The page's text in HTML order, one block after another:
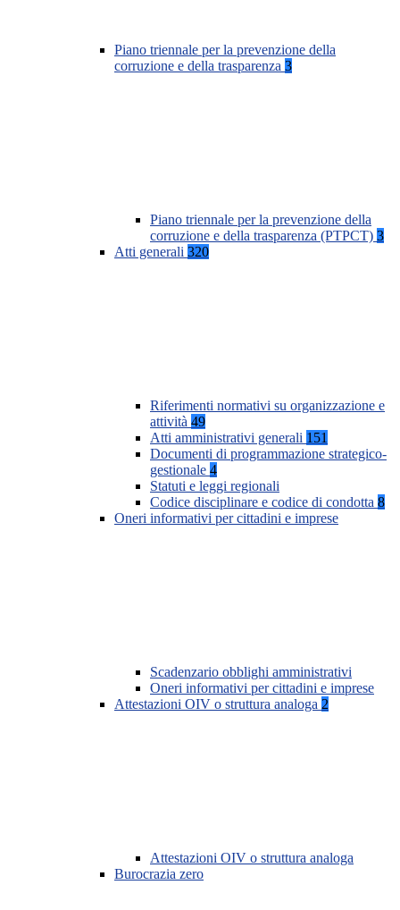
Piano triennale per la prevenzione della
corruzione e della trasparenza 3
Piano triennale per la prevenzione della
corruzione e della trasparenza (PTPCT) 3
Atti generali 320
Riferimenti normativi su organizzazione e
attività 49
Atti amministrativi generali 151
Documenti di programmazione strategico-
gestionale 4
Statuti e leggi regionali
Codice disciplinare e codice di condotta 8
Oneri informativi per cittadini e imprese
Scadenzario obblighi amministrativi
Oneri informativi per cittadini e imprese
Attestazioni OIV o struttura analoga 2
Attestazioni OIV o struttura analoga
Burocrazia zero